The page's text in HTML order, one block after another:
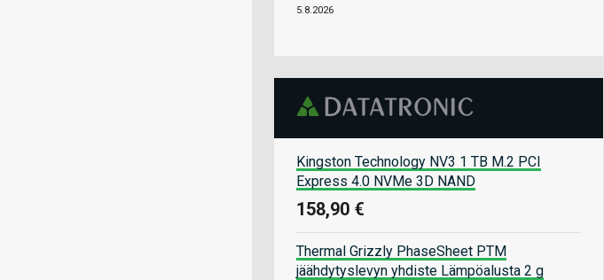
5.8.2026
Kingston Technology NV3 1 TB M.2 PCI
Express 4.0 NVMe 3D NAND
158,90 €
Thermal Grizzly PhaseSheet PTM
jäähdytyslevyn yhdiste Lämpöalusta 2 g